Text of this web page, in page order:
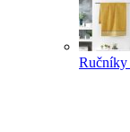
Ručníky